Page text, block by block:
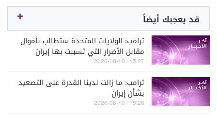
قد يعجبك أيضاً
ترامب: الولايات المتحدة ستطالب بأموال
مقابل الأضرار التي تسببت بها إيران
15:27 | 2026-08-10
ترامب: ما زالت لدينا القدرة على التصعيد
بشأن إيران
15:26 | 2026-08-10